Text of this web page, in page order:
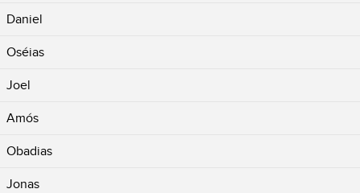
Daniel
Oséias
Joel
Amós
Obadias
Jonas